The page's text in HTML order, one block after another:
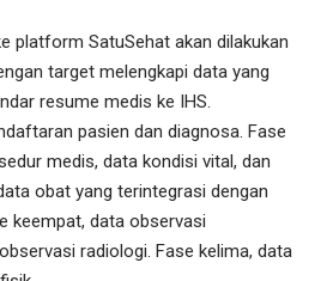
platform SatuSehat akan dilakukan
target melengkapi data yang
resume medis ke IHS.
pasien dan diagnosa. Fase
medis, data kondisi vital, dan
obat yang terintegrasi dengan
keempat, data observasi
radiologi. Fase kelima, data